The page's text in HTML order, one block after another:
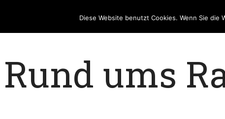
Rund ums
Diese Website benutzt Cookies. Wenn Sie